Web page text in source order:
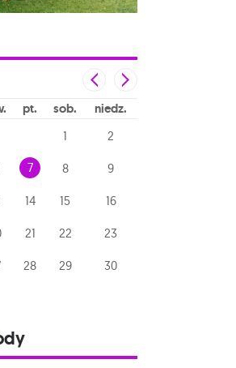
pt sob niedz
1 2
7 8 9
14 15 16
21 22 23
28 29 30